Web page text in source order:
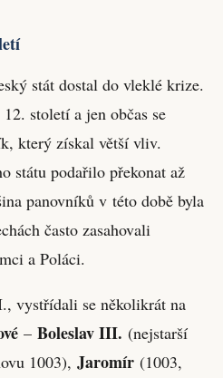
stát dostal do vleklé krize.
století a jen občas se
který získal větší vliv.
státu podařilo překonat až
panovníků v této době byla
často zasahovali
a Poláci.
vystřídali se několikrát na
– Boleslav III. (nejstarší
1003), Jaromír (1003,